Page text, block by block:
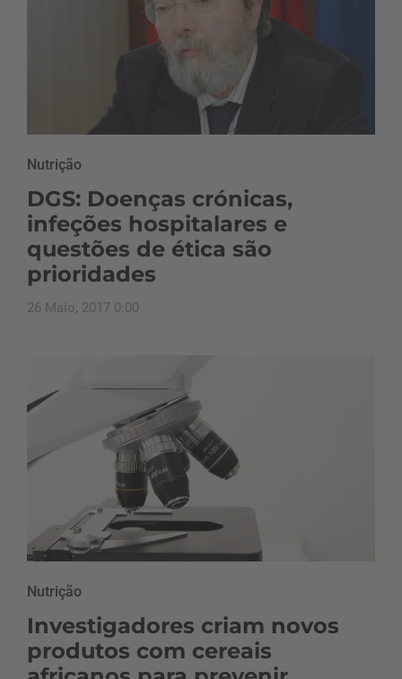
Nutrição
DGS: Doenças crónicas,
infeções hospitalares e
questões de ética são
prioridades
26 Maio, 2017 0:00
Nutrição
Investigadores criam novos
produtos com cereais